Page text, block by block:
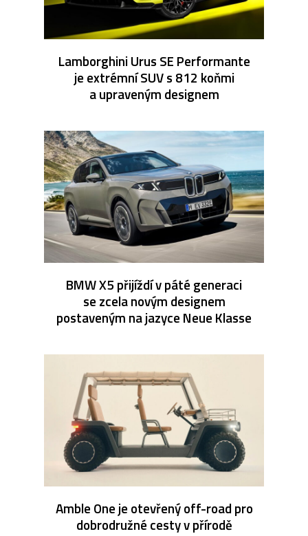
Lamborghini Urus SE Performante
je extrémní SUV s 812 koňmi
a upraveným designem
BMW X5 přijíždí v páté generaci
se zcela novým designem
postaveným na jazyce Neue Klasse
Amble One je otevřený off-road pro
dobrodružné cesty v přírodě